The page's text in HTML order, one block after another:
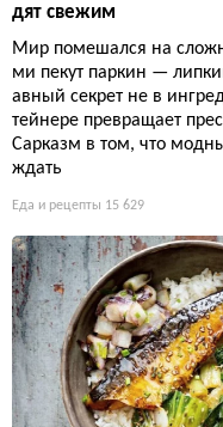
дят свежим
Мир помешался на
ми пекут паркин —
авный секрет не в
тейнере превращает
Сарказм в том, что
ждать
Еда и рецепты 15 629